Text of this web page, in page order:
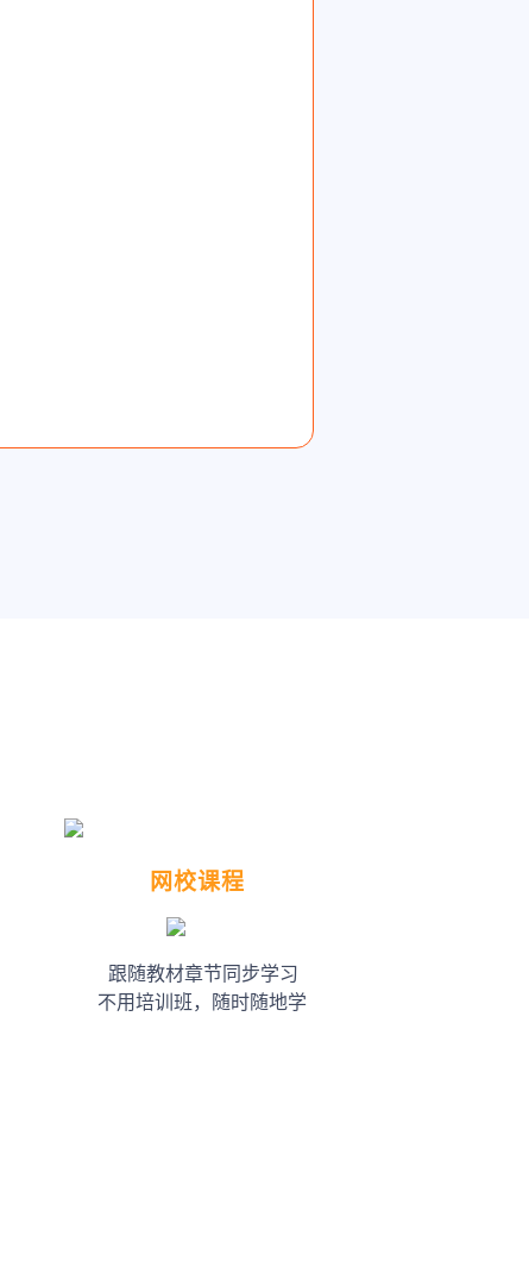
网校课程
跟随教材章节同步学习
不用培训班，随时随地学